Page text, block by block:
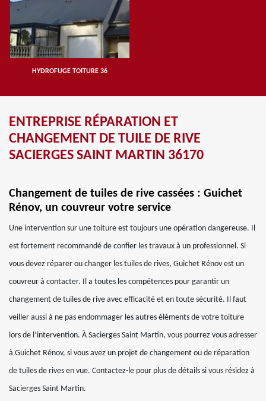
HYDROFUGE TOITURE 36
ENTREPRISE RÉPARATION ET
CHANGEMENT DE TUILE DE RIVE
SACIERGES SAINT MARTIN 36170
Changement de tuiles de rive cassées : Guichet
Rénov, un couvreur votre service
Une intervention sur une toiture est toujours une opération dangereuse. Il
est fortement recommandé de confier les travaux à un professionnel. Si
vous devez réparer ou changer les tuiles de rives, Guichet Rénov est un
couvreur à contacter. Il a toutes les compétences pour garantir un
changement de tuiles de rive avec efficacité et en toute sécurité. Il faut
veiller aussi à ne pas endommager les autres éléments de votre toiture
lors de l’intervention. À Sacierges Saint Martin, vous pourrez vous adresser
à Guichet Rénov, si vous avez un projet de changement ou de réparation
de tuiles de rives en vue. Contactez-le pour plus de détails si vous résidez à
Sacierges Saint Martin.